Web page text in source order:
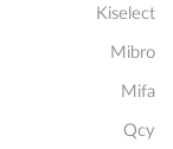
Kiselect
Mibro
Mifa
Qcy